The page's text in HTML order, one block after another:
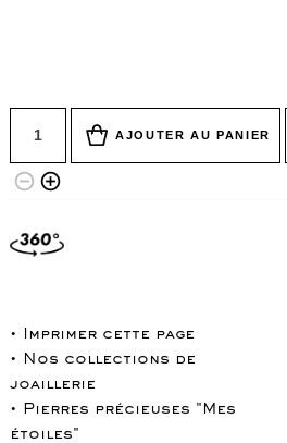
AJOUTER AU PANIER
remove_circle_outline add_circle_outline
• Imprimer cette page
• Nos collections de
joaillerie
• Pierres précieuses "Mes
étoiles"